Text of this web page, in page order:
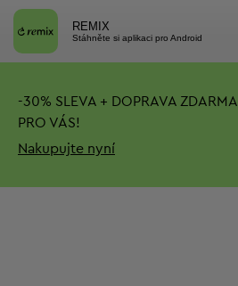
REMIX
Stáhněte si aplikaci pro Android
-30% SLEVA + DOPRAVA ZDARMA
PRO VÁS!
Nakupujte nyní